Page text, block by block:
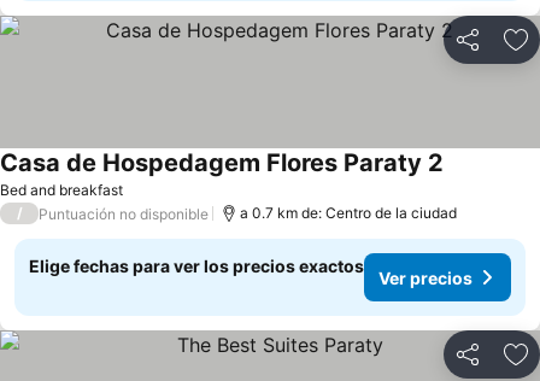
Compartir
Bed and breakfast
Casa de Hospedagem Flores Paraty 2
/ Puntuación no disponible a 0.7 km de: Centro de la ciudad
Elige fechas para ver los precios exactos
Ver precios
Compartir